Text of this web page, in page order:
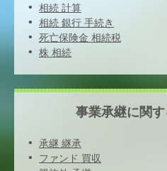
相続 計算
相続 銀行 手続き
死亡保険金 相続税
株 相続
事業承継に関
承継 継承
ファンド 買収